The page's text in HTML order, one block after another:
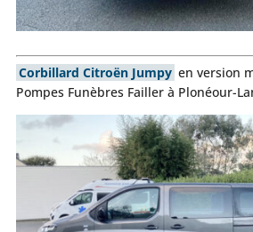
Corbillard Citroën Jumpy en version
Pompes Funèbres Failler à Plonéour-